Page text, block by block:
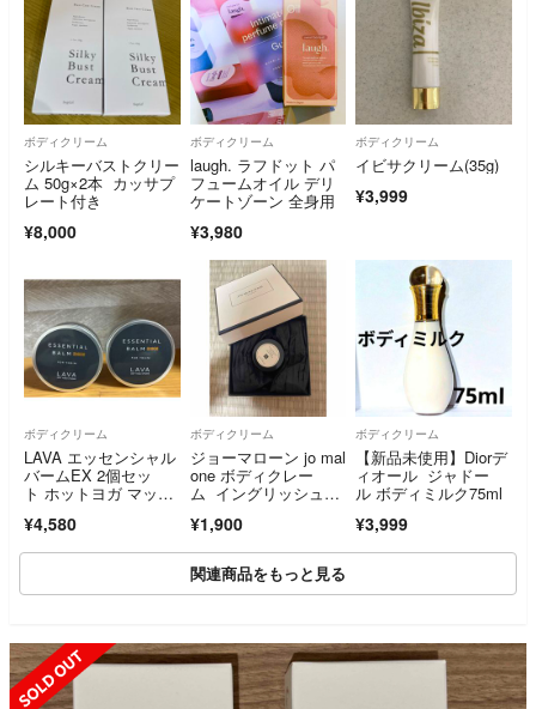
ボディクリーム
シルキーバストクリー
ム 50g×2本 カッサプ
レート付き
¥8,000
ボディクリーム
laugh. ラフドット パ
フュームオイル デリ
ケートゾーン 全身用
¥3,980
ボディクリーム
イビサクリーム(35g)
¥3,999
ボディクリーム
LAVA エッセンシャル
バームEX 2個セッ
ト ホットヨガ マッサ
¥4,580
ボディクリーム
ジョーマローン jo mal
one ボディクレー
ム イングリッシュペ
¥1,900
ボディクリーム
【新品未使用】Diorデ
ィオール ジャドー
ル ボディミルク75ml
¥3,999
関連商品をもっと見る
SOLD OUT